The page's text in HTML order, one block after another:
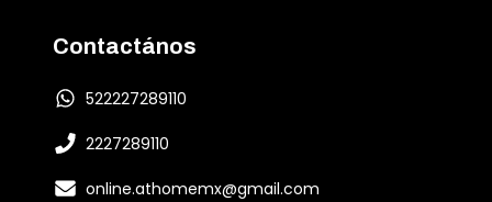
Contactános
522227289110
2227289110
online.athomemx@gmail.com